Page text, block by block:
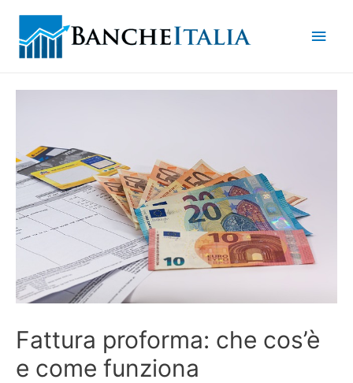
Fattura proforma: che cos’è
e come funziona